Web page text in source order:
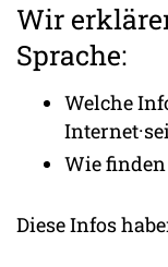
Wir
Sprache:
Welche
Wie
Diese Infos